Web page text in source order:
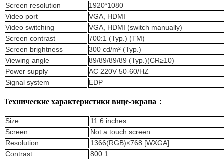
Screen resolution
1920*1080
Video port
VGA, HDMI
Video switching
VGA, HDMI (switch manually)
Screen contrast
700:1 (Typ.) (TM)
Screen brightness
300 cd/m² (Typ.)
Viewing angle
89/89/89/89 (Typ.)(CR≥10)
Power supply
AC 220V 50-60/HZ
Signal system
EDP
Технические характеристики вице-экрана：
Size
11.6 inches
Screen
Not a touch screen
Resolution
1366(RGB)×768 [WXGA]
Contrast
800:1